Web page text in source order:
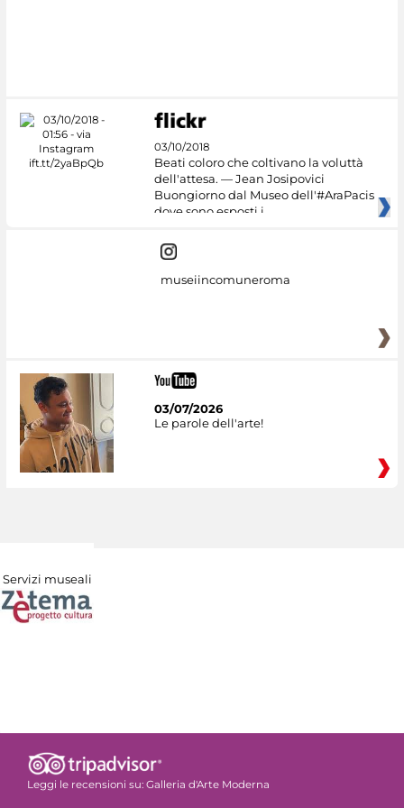
03/10/2018
Beati coloro che coltivano la voluttà
dell'attesa. — Jean Josipovici
Buongiorno dal Museo dell'#AraPacis
dove sono esposti i
museiincomuneroma
03/07/2026
Le parole dell'arte!
Servizi museali
Leggi le recensioni su: Galleria d'Arte Moderna